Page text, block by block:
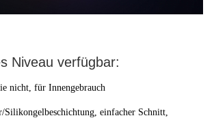
Niveau verfügbar:
nicht, für Innengebrauch
einfacher Schnitt,